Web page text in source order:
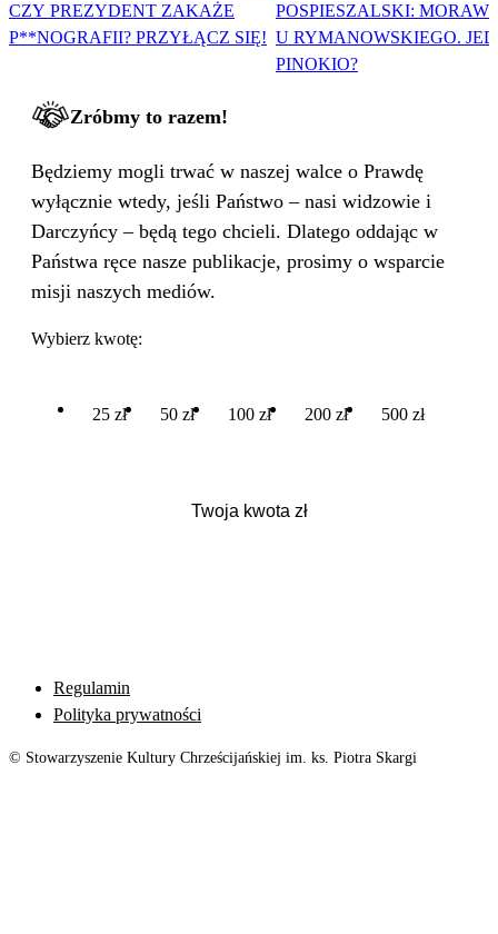
CZY PREZYDENT ZAKAŻE
P**NOGRAFII? PRZYŁĄCZ SIĘ!
POSPIESZALSKI:
U RYMANOWSKIEGO.
PINOKIO?
Zróbmy to razem!
Będziemy mogli trwać w naszej walce o Prawdę
wyłącznie wtedy, jeśli Państwo – nasi widzowie i
Darczyńcy – będą tego chcieli. Dlatego oddając w
Państwa ręce nasze publikacje, prosimy o wsparcie
misji naszych mediów.
Wybierz kwotę:
25 zł 50 zł 100 zł 200 zł 500 zł
Regulamin
Polityka prywatności
© Stowarzyszenie Kultury Chrześcijańskiej im. ks. Piotra Skargi